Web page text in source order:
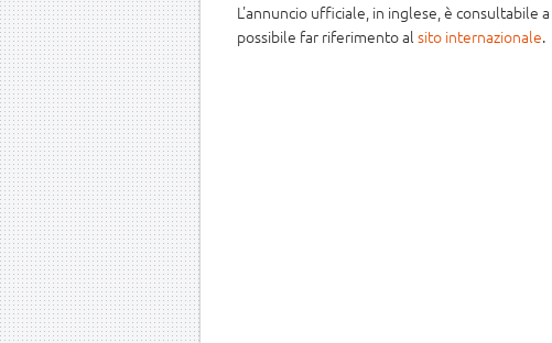
L'annuncio ufficiale, in inglese, è consultabile a
possibile far riferimento al sito internazionale.